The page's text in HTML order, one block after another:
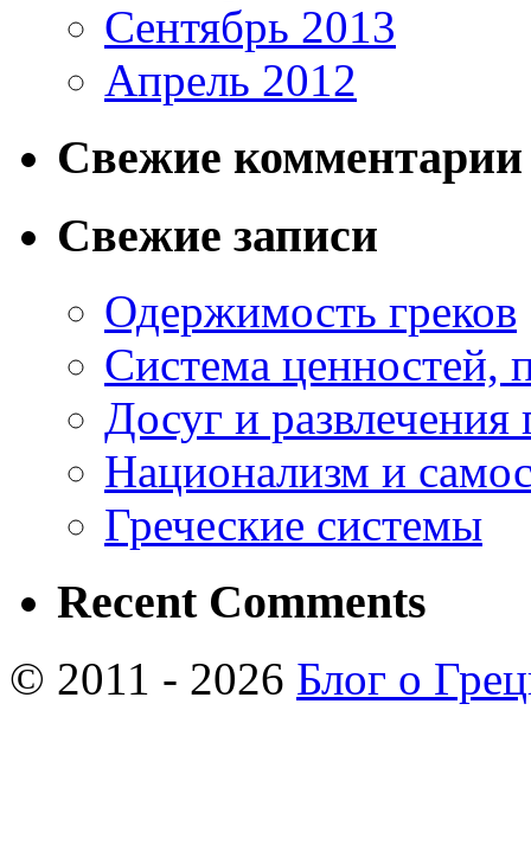
Сентябрь 2013
Апрель 2012
Свежие комментарии
Свежие записи
Одержимость греков
Система ценностей,
Досуг и развлечения
Национализм и
Греческие системы
Recent Comments
© 2011 - 2026 Блог о